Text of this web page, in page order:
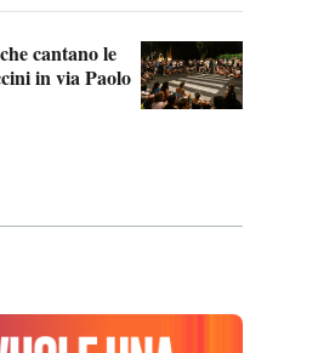
cantano le
in via Paolo